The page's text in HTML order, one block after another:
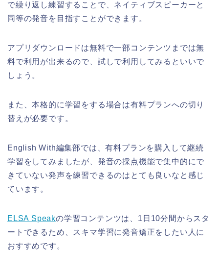
で繰り返し練習することで、ネイティブスピーカーと
同等の発音を目指すことができます。
アプリダウンロードは無料で一部コンテンツまでは無
料で利用が出来るので、試しで利用してみるといいで
しょう。
また、本格的に学習をする場合は有料プランへの切り
替えが必要です。
English With編集部では、有料プランを購入して継続
学習をしてみましたが、発音の採点機能で集中的にで
きていない発声を練習できるのはとても良いなと感じ
ています。
ELSA Speakの学習コンテンツは、1日10分間からスタ
ートできるため、スキマ学習に発音矯正をしたい人に
おすすめです。